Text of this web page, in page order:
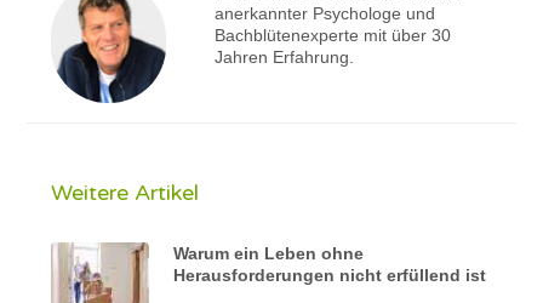
anerkannter Psychologe und
Bachblütenexperte mit über 30
Jahren Erfahrung.
Weitere Artikel
Warum ein Leben ohne
Herausforderungen nicht erfüllend ist